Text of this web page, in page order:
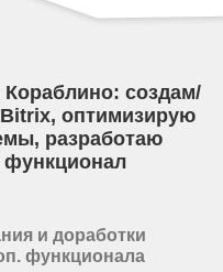
Кораблино: создам/
оптимизирую
разработаю
и доработки
функционала